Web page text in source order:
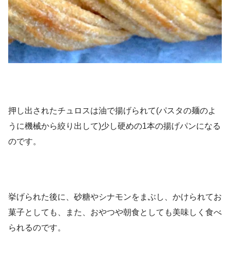
押し出されたチュロスは油で揚げられて(パスタの麺のよ
うに機械から絞り出して)少し硬めの1本の揚げパンになる
のです。
挙げられた後に、砂糖やシナモンをまぶし、かけられてお
菓子としても、また、おやつや朝食としても美味しく食べ
られるのです。